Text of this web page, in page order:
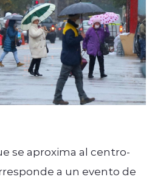
se aproxima al centro-
a un evento de